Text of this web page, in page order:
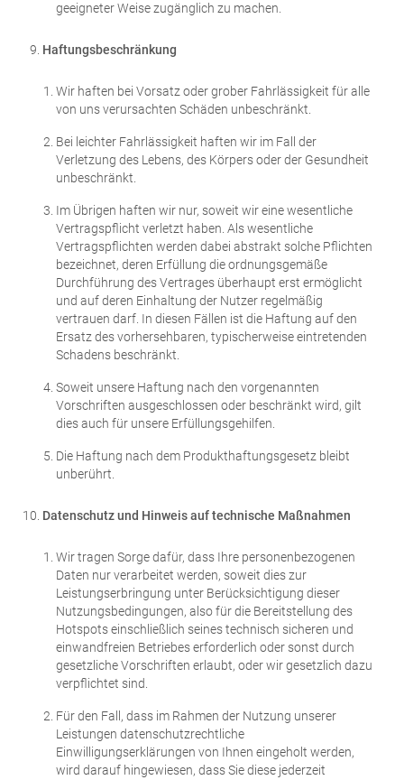
geeigneter Weise zugänglich zu machen.
Haftungsbeschränkung
Wir haften bei Vorsatz oder grober Fahrlässigkeit für alle
von uns verursachten Schäden unbeschränkt.
Bei leichter Fahrlässigkeit haften wir im Fall der
Verletzung des Lebens, des Körpers oder der Gesundheit
unbeschränkt.
Im Übrigen haften wir nur, soweit wir eine wesentliche
Vertragspflicht verletzt haben. Als wesentliche
Vertragspflichten werden dabei abstrakt solche Pflichten
bezeichnet, deren Erfüllung die ordnungsgemäße
Durchführung des Vertrages überhaupt erst ermöglicht
und auf deren Einhaltung der Nutzer regelmäßig
vertrauen darf. In diesen Fällen ist die Haftung auf den
Ersatz des vorhersehbaren, typischerweise eintretenden
Schadens beschränkt.
Soweit unsere Haftung nach den vorgenannten
Vorschriften ausgeschlossen oder beschränkt wird, gilt
dies auch für unsere Erfüllungsgehilfen.
Die Haftung nach dem Produkthaftungsgesetz bleibt
unberührt.
Datenschutz und Hinweis auf technische Maßnahmen
Wir tragen Sorge dafür, dass Ihre personenbezogenen
Daten nur verarbeitet werden, soweit dies zur
Leistungserbringung unter Berücksichtigung dieser
Nutzungsbedingungen, also für die Bereitstellung des
Hotspots einschließlich seines technisch sicheren und
einwandfreien Betriebes erforderlich oder sonst durch
gesetzliche Vorschriften erlaubt, oder wir gesetzlich dazu
verpflichtet sind.
Für den Fall, dass im Rahmen der Nutzung unserer
Leistungen datenschutzrechtliche
Einwilligungserklärungen von Ihnen eingeholt werden,
wird darauf hingewiesen, dass Sie diese jederzeit